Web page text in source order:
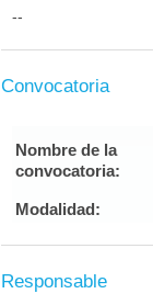
--
Convocatoria
Nombre de la
convocatoria:
Modalidad:
Responsable